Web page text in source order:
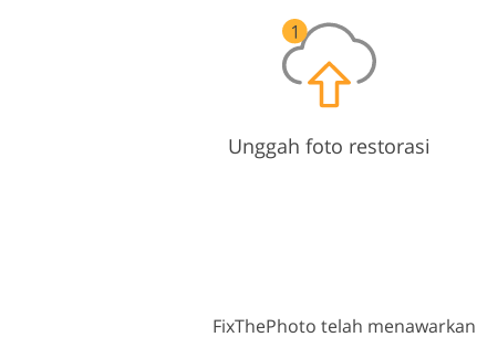
Unggah foto restorasi
FixThePhoto telah